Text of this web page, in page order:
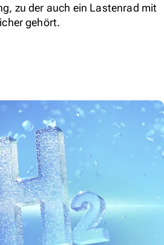
zu der auch ein Lastenrad mit
gehört.